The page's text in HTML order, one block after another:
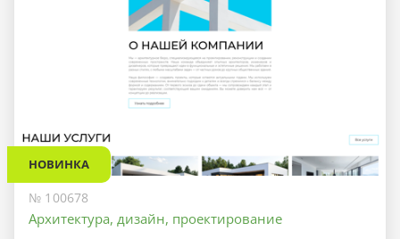
НОВИНКА
№ 100678
Архитектура, дизайн, проектирование